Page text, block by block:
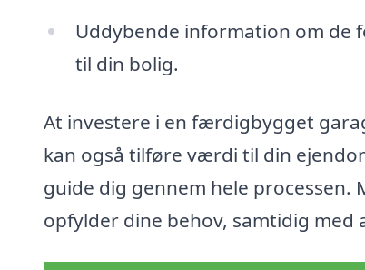
Uddybende information om de
til din bolig.
At investere i en færdigbygget
kan også tilføre værdi til din
guide dig gennem hele
opfylder dine behov, samtidig